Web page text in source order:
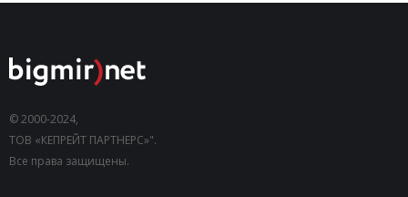
© 2000-2024,
ТОВ «КЕПРЕЙТ ПАРТНЕРС»".
Все права защищены.